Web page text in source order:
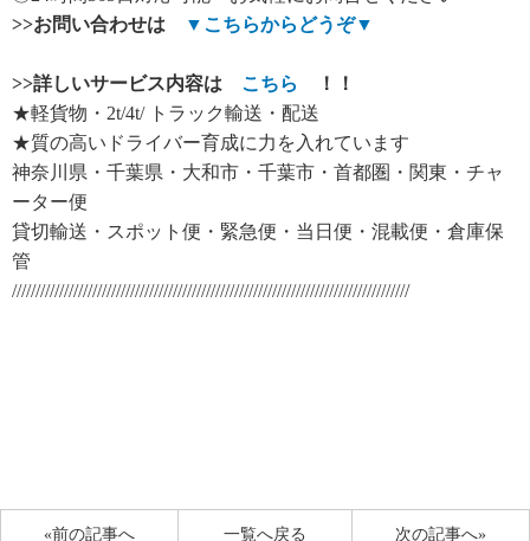
>>お問い合わせは ▼ こちらからどうぞ▼
>>詳しいサービス内容は こちら
！！
★軽貨物・2t/4t/ トラック輸送・配送
★質の高いドライバー育成に力を入れています
神奈川県・千葉県・大和市・千葉市・首都圏・関東・チャ
ーター便
貸切輸送・スポット便・緊急便・当日便・混載便・倉庫保
管
////////////////////////////////////////////////////////////////////////////////////
«前の記事へ 次の記事へ»
一覧へ戻る